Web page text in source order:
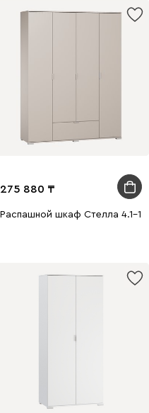
275 880
Распашной шкаф Стелла 4.1-